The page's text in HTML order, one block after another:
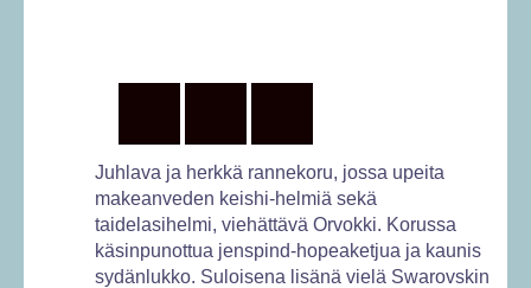
Juhlava ja herkkä rannekoru, jossa upeita
makeanveden keishi-helmiä sekä
taidelasihelmi, viehättävä Orvokki. Korussa
käsinpunottua jenspind-hopeaketjua ja kaunis
sydänlukko. Suloisena lisänä vielä Swarovskin